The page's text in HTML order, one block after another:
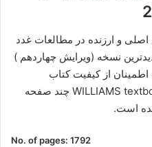
اصلی و ارزنده در مطالعات غدد
نسخه (ویرایش چهاردهم )
از کیفیت کتاب
WILLIAMS textbook of ENDOCRINOLOGY 14ed چند صفحه
است.
No. of pages: 1792